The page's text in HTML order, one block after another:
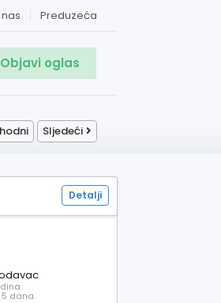
Preduzeća
Objavi oglas
Sljedeći
Detalji
dana